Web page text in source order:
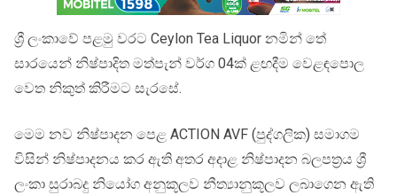
ශ්‍රී ලංකාවේ පළමු වරට Ceylon Tea Liquor නමින් තේ
සාරයෙන් නිෂ්පාදිත මත්පැන් වර්ග 04ක් ළඟදීම වෙළඳපොල
වෙත නිකුත් කිරීමට සැරසේ.
මෙම නව නිෂ්පාදන පෙළ ACTION AVF (පුද්ගලික) සමාගම
විසින් නිෂ්පාදනය කර ඇති අතර අදාළ නිෂ්පාදන බලපත්‍රය ශ්‍රී
ලංකා සුරාබදු නියෝග අනුකූලව නීත්‍යානුකූලව ලබාගෙන ඇති